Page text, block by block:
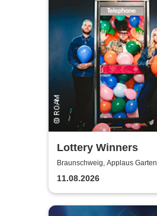
Lottery Winners
Braunschweig, Applaus Garten
11.08.2026